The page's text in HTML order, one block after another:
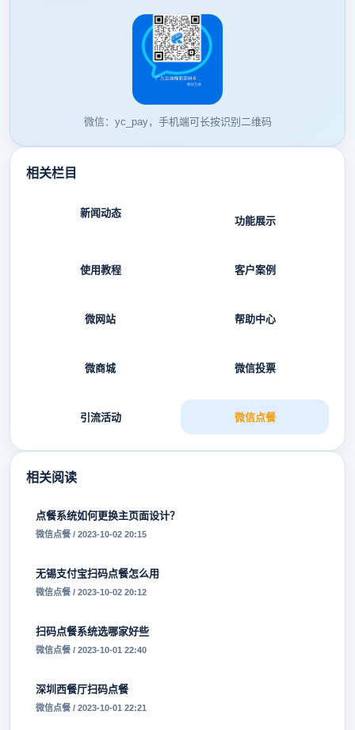
微信：yc_pay，手机端可长按识别二维码
相关栏目
新闻动态
功能展示
使用教程 客户案例
微网站 帮助中心
微商城 微信投票
引流活动 微信点餐
相关阅读
点餐系统如何更换主页面设计？
微信点餐 / 2023-10-02 20:15
无锡支付宝扫码点餐怎么用
微信点餐 / 2023-10-02 20:12
扫码点餐系统选哪家好些
微信点餐 / 2023-10-01 22:40
深圳西餐厅扫码点餐
微信点餐 / 2023-10-01 22:21